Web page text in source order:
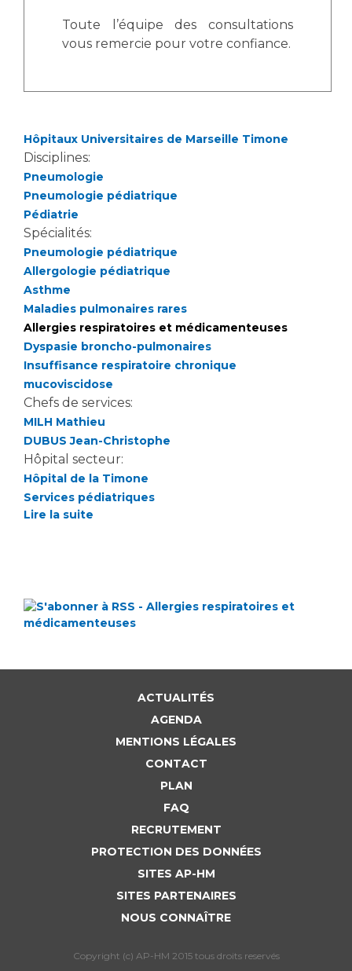
Toute l’équipe des consultations
vous remercie pour votre confiance.
Hôpitaux Universitaires de Marseille Timone
Disciplines:
Pneumologie
Pneumologie pédiatrique
Pédiatrie
Spécialités:
Pneumologie pédiatrique
Allergologie pédiatrique
Asthme
Maladies pulmonaires rares
Allergies respiratoires et médicamenteuses
Dyspasie broncho-pulmonaires
Insuffisance respiratoire chronique
mucoviscidose
Chefs de services:
MILH Mathieu
DUBUS Jean-Christophe
Hôpital secteur:
Hôpital de la Timone
Services pédiatriques
Lire la suite
ACTUALITÉS
AGENDA
MENTIONS LÉGALES
CONTACT
PLAN
FAQ
RECRUTEMENT
PROTECTION DES DONNÉES
SITES AP-HM
SITES PARTENAIRES
NOUS CONNAÎTRE
Copyright (c) AP-HM 2015 tous droits reservés